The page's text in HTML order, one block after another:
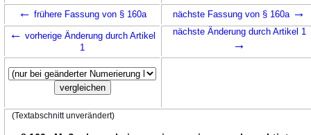
← frühere Fassung von § 160a nächste Fassung von § 160a →
← vorherige Änderung durch Artikel
1
nächste Änderung durch Artikel 1
→
(Textabschnitt unverändert)